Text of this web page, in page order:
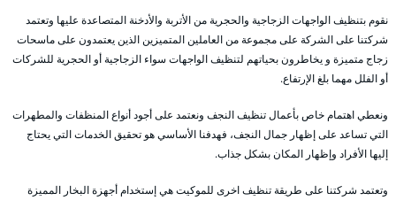
نقوم بتنظيف الواجهات الزجاجية والحجرية من الأتربة والأدخنة المتصاعدة عليها وتعتمد
شركتنا على الشركة على مجموعة من العاملين المتميزين الذين يعتمدون على ماسحات
زجاج متميزة و يخاطرون بحياتهم لتنظيف الواجهات سواء الزجاجية أو الحجرية للشركات
أو الفلل مهما بلغ الإرتفاع.
ونعطي اهتمام خاص بأعمال تنظيف النجف ونعتمد على أجود أنواع المنظفات والمطهرات
التي تساعد على إظهار جمال النجف، فهدفنا الأساسي هو تحقيق الخدمات التي يحتاج
إليها الأفراد وإظهار المكان بشكل جذاب.
وتعتمد شركتنا على طريقة تنظيف اخرى للموكيت هي إستخدام أجهزة البخار المميزة